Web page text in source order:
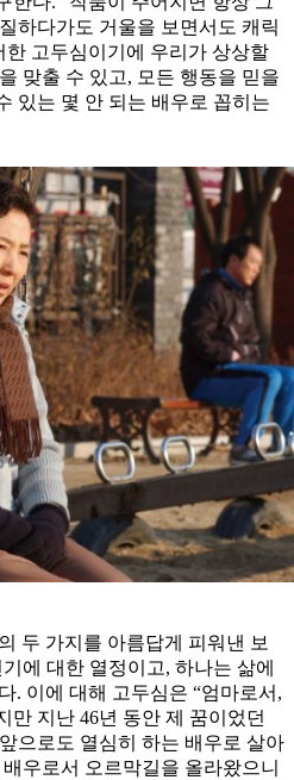
하다가도 거울을 보면서도 캐릭
한 고두심이기에 우리가 상상할
맞출 수 있고, 모든 행동을 믿을
있는 몇 안 되는 배우로 꼽히는
두 가지를 아름답게 피워낸 보
에 대한 열정이고, 하나는 삶에
. 이에 대해 고두심은 “엄마로서,
만 지난 46년 동안 제 꿈이었던
으로도 열심히 하는 배우로 살아
우로서 오르막길을 올라왔으니